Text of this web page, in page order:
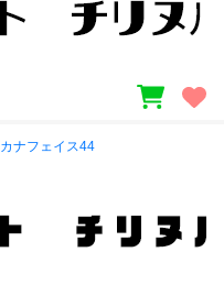
カナフェイス44